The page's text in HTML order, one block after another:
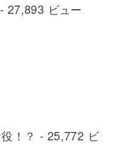
- 27,893 ビュー
！？ - 25,772 ビ